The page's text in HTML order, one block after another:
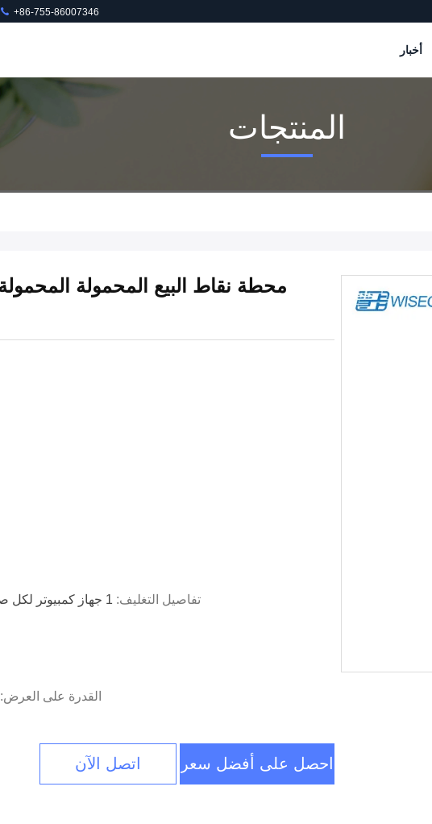
+86-755-86007346
أخبار
المنتجات
تفاصيل التغليف: 1 جهاز كمبيوتر لكل صندوق ، 10 جهاز كمبيوتر لكل كرتون
القدرة على العرض:
احصل على أفضل سعر اتصل الآن